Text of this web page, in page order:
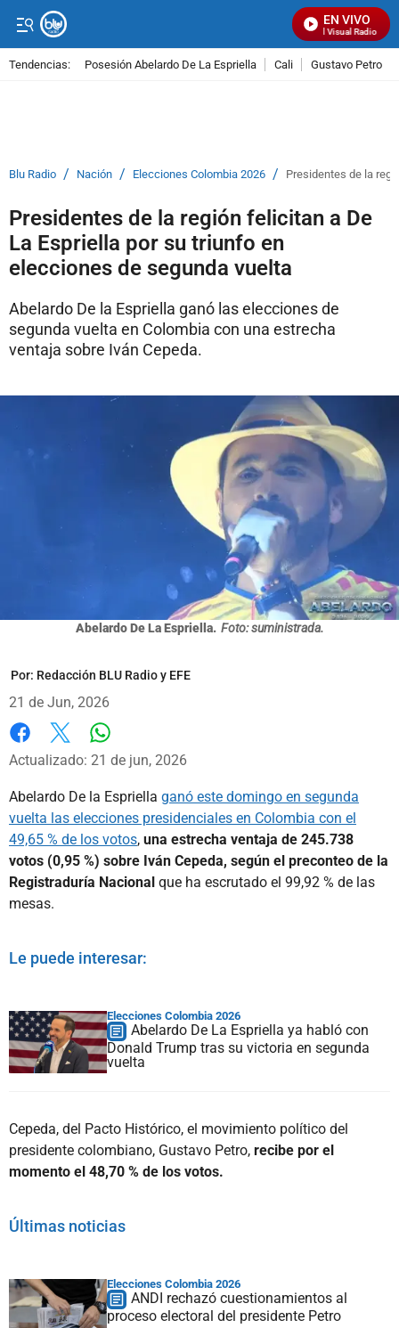
EN VIVO
Señal Visual Radio
Tendencias: Posesión Abelardo De La Espriella Cali Gustavo Petro
Blu Radio / Nación / Elecciones Colombia 2026 / Presidentes de la
Presidentes de la región felicitan a De
La Espriella por su triunfo en
elecciones de segunda vuelta
Abelardo De la Espriella ganó las elecciones de
segunda vuelta en Colombia con una estrecha
ventaja sobre Iván Cepeda.
Abelardo De La Espriella. Foto: suministrada.
Por: Redacción BLU Radio y EFE
21 de Jun, 2026
Facebook
X
Actualizado: 21 de jun, 2026
Abelardo De la Espriella ganó este domingo en segunda
vuelta las elecciones presidenciales en Colombia con el
49,65 % de los votos, una estrecha ventaja de 245.738
votos (0,95 %) sobre Iván Cepeda, según el preconteo de la
Registraduría Nacional que ha escrutado el 99,92 % de las
mesas.
Le puede interesar:
Elecciones Colombia 2026
Abelardo De La Espriella ya habló con
Donald Trump tras su victoria en segunda
vuelta
Cepeda, del Pacto Histórico, el movimiento político del
presidente colombiano, Gustavo Petro, recibe por el
momento el 48,70 % de los votos.
Últimas noticias
Elecciones Colombia 2026
ANDI rechazó cuestionamientos al
proceso electoral del presidente Petro